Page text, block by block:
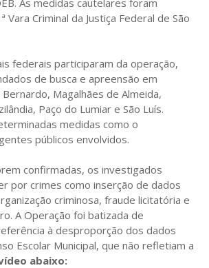
Vara Criminal da Justiça Federal de São
federais participaram da operação,
de busca e apreensão em
Magalhães de Almeida,
Paço do Lumiar e São Luís.
medidas como o
públicos envolvidos.
confirmadas, os investigados
por crimes como inserção de dados
criminosa, fraude licitatória e
A Operação foi batizada de
à desproporção dos dados
Escolar Municipal, que não refletiam a
abaixo: